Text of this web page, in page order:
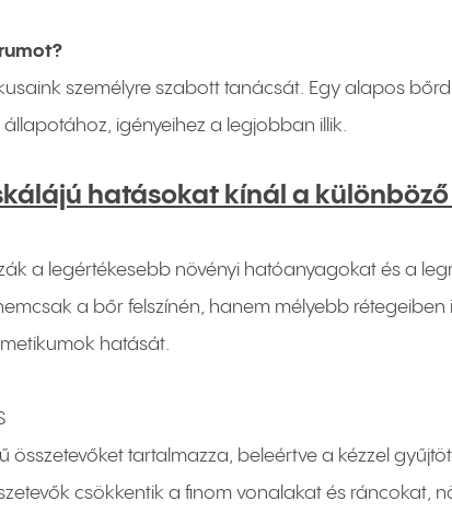
személyre szabott tanácsát. Egy alapos
igényeihez a legjobban illik.
hatásokat kínál a
a legértékesebb növényi hatóanyagokat és a
a bőr felszínén, hanem mélyebb rétegeiben
hatását.
tartalmazza, beleértve a kézzel
csökkentik a finom vonalakat és ráncokat,